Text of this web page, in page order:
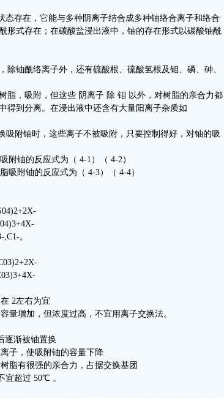
态存在，它能与多种阴离子结合成多种铀络合离子和络合
形式存在；在碳酸盐浸出液中，铀的存在形式以碳酸铀酰
除铀酰络离子外，还有硫酸根、硫酸氢根及钼、磷、砷、
脂，吸附，但这些 阴离子 除 钼 以外，对树脂的亲合力都
得到分离。在浸出液中还含有大量阳离子杂质如
吸附铀时，这些离子不被吸附，只要控制得好，对铀的吸
附铀的反应式为（ 4-1）（ 4-2）
吸附铀的反应式为（ 4-3）（ 4-4）
。
2左右为宜
量增加，但浓度过高，不宜用离子交换法。
逐渐被铀置换
子，使吸附铀的容量下降
脂有很强的亲合力，占据交换基团
宜超过 50℃ 。